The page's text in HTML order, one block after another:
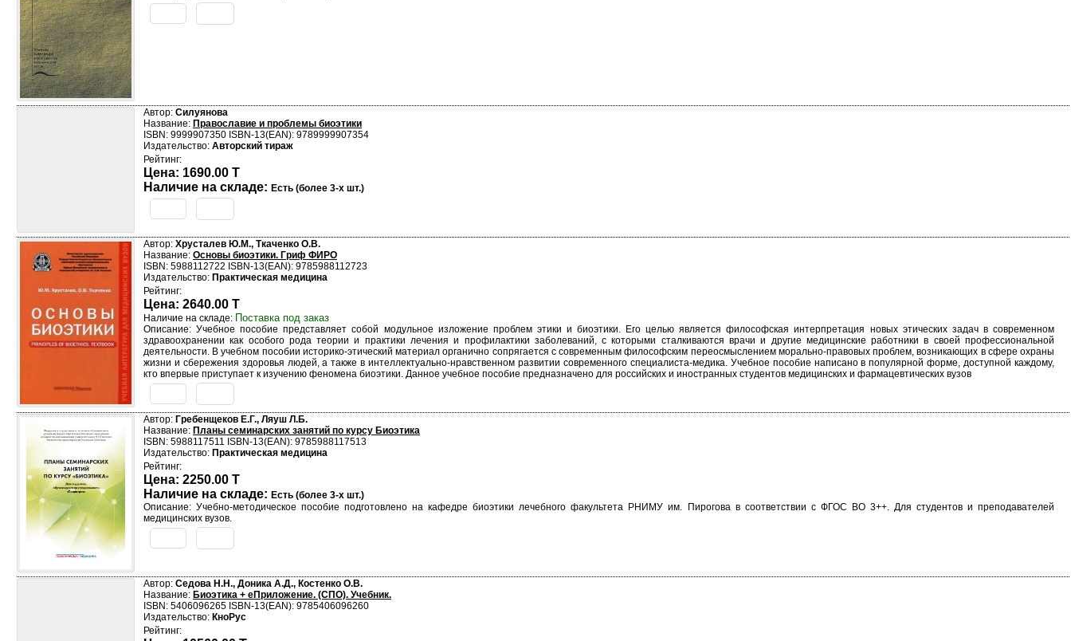
Автор: Силуянова
Название: Православие и проблемы биоэтики
ISBN: 9999907350 ISBN-13(EAN): 9789999907354
Издательство: Авторский тираж
Рейтинг:
Цена: 1690.00 T
Наличие на складе: Есть (более 3-х шт.)
Автор: Хрусталев Ю.М., Ткаченко О.В.
Название: Основы биоэтики. Гриф ФИРО
ISBN: 5988112722 ISBN-13(EAN): 9785988112723
Издательство: Практическая медицина
Рейтинг:
Цена: 2640.00 T
Наличие на складе: Поставка под заказ
Описание: Учебное пособие представляет собой модульное изложение проблем этики и биоэтики. Его целью является философская интерпретация новых этических задач в современном
здравоохранении как особого рода теории и практики лечения и профилактики заболеваний, с которыми сталкиваются врачи и другие медицинские работники в своей профессиональной
деятельности. В учебном пособии историко-этический материал органично сопрягается с современным философским переосмыслением морально-правовых проблем, возникающих в сфере охраны
жизни и сбережения здоровья людей, а также в интеллектуально-нравственном развитии современного специалиста-медика. Учебное пособие написано в популярной форме, доступной каждому,
кто впервые приступает к изучению феномена биоэтики. Данное учебное пособие предназначено для российских и иностранных студентов медицинских и фармацевтических вузов
Автор: Гребенщеков Е.Г., Ляуш Л.Б.
Название: Планы семинарских занятий по курсу Биоэтика
ISBN: 5988117511 ISBN-13(EAN): 9785988117513
Издательство: Практическая медицина
Рейтинг:
Цена: 2250.00 T
Наличие на складе: Есть (более 3-х шт.)
Описание: Учебно-методическое пособие подготовлено на кафедре биоэтики лечебного факультета РНИМУ им. Пирогова в соответствии с ФГОС ВО 3++. Для студентов и преподавателей
медицинских вузов.
Автор: Седова Н.Н., Доника А.Д., Костенко О.В.
Название: Биоэтика + еПриложение. (СПО). Учебник.
ISBN: 5406096265 ISBN-13(EAN): 9785406096260
Издательство: КноРус
Рейтинг: